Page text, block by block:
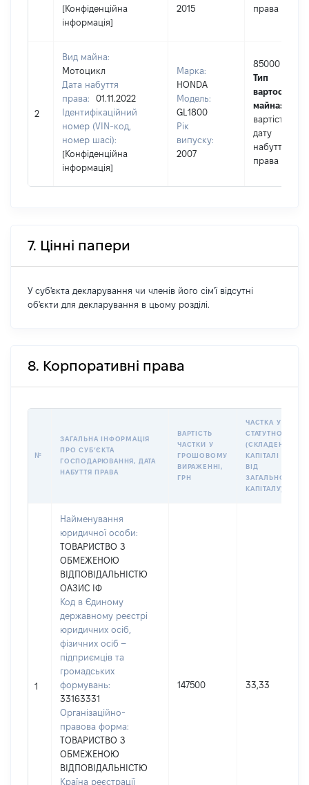
[Конфіденційна
інформація]
2015
права
2
Вид майна:
Мотоцикл
Дата набуття
права:
01.11.2022
Ідентифікаційний
номер (VIN-код,
номер шасі):
[Конфіденційна
інформація]
Марка:
HONDA
Модель:
GL1800
Рік
випуску:
2007
85000
Тип
вартості
майна:
вартість на
дату
набуття
права
7. Цінні папери
У суб'єкта декларування чи членів його сім'ї відсутні
об'єкти для декларування в цьому розділі.
8. Корпоративні права
№
ЗАГАЛЬНА ІНФОРМАЦІЯ
ПРО СУБʼЄКТА
ГОСПОДАРЮВАННЯ, ДАТА
НАБУТТЯ ПРАВА
ВАРТІСТЬ
ЧАСТКИ У
ГРОШОВОМУ
ВИРАЖЕННІ,
ГРН
ЧАСТКА У
СТАТУТНОМУ
(СКЛАДЕНОМУ)
КАПІТАЛІ (%
ВІД
ЗАГАЛЬНОГО
КАПІТАЛУ)
1
Найменування
юридичної особи:
ТОВАРИСТВО З
ОБМЕЖЕНОЮ
ВІДПОВІДАЛЬНІСТЮ
ОАЗИС ІФ
Код в Єдиному
державному реєстрі
юридичних осіб,
фізичних осіб –
підприємців та
громадських
формувань:
33163331
Організаційно-
правова форма:
ТОВАРИСТВО З
ОБМЕЖЕНОЮ
ВІДПОВІДАЛЬНІСТЮ
Країна реєстрації
147500 33,33